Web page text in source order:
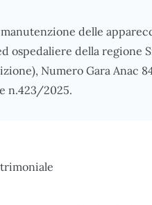
delle
ospedaliere della regione
Numero Gara Anac
n.423/2025.